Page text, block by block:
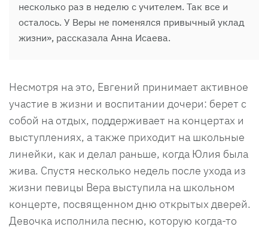
несколько раз в неделю с учителем. Так все и
осталось. У Веры не поменялся привычный уклад
жизни», рассказала Анна Исаева.​​​​​​​
Несмотря на это, Евгений принимает активное
участие в жизни и воспитании дочери: берет с
собой на отдых, поддерживает на концертах и
выступлениях, а также приходит на школьные
линейки, как и делал раньше, когда Юлия была
жива. Спустя несколько недель после ухода из
жизни певицы Вера выступила на школьном
концерте, посвященном дню открытых дверей.
Девочка исполнила песню, которую когда-то